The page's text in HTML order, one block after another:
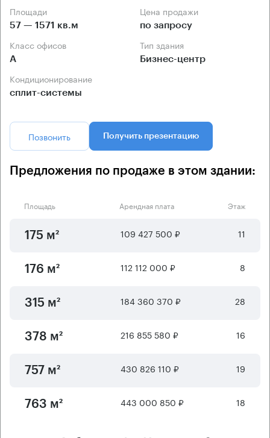
Площади
57 — 1571 кв.м
Цена продажи
по запросу
Класс офисов
А
Тип здания
Бизнес-центр
Кондиционирование
сплит-системы
Позвонить Получить презентацию
Предложения по продаже в этом здании:
Площадь Арендная плата Этаж
175 м² 109 427 500 ₽ 11
176 м² 112 112 000 ₽ 8
315 м² 184 360 370 ₽ 28
378 м² 216 855 580 ₽ 16
757 м² 430 826 110 ₽ 19
763 м² 443 000 850 ₽ 18